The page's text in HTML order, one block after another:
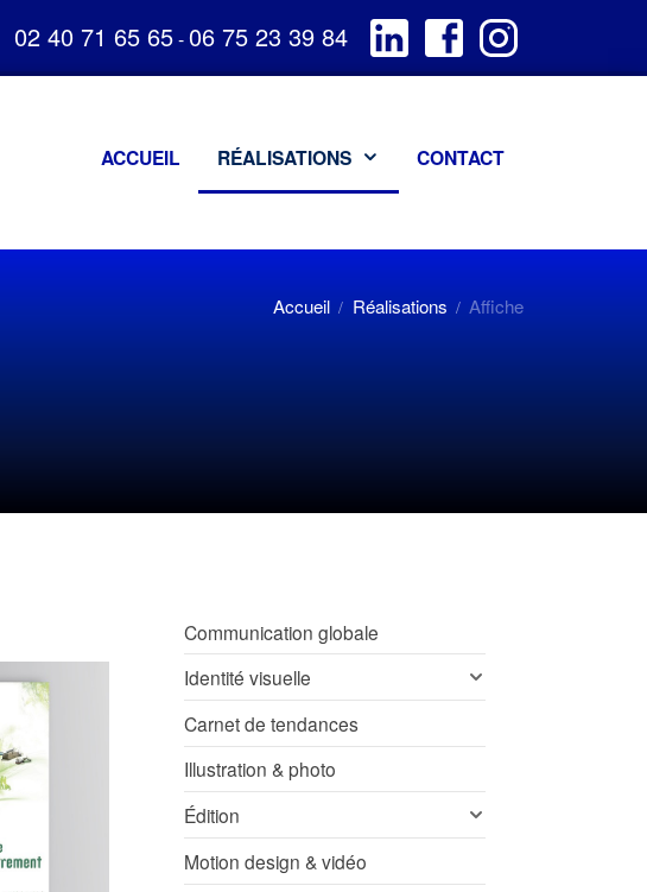
02 40 71 65 65- 06 75 23 39 84
ACCUEIL RÉALISATIONS CONTACT
Accueil / Réalisations / Affiche
Communication globale
Identité visuelle
Carnet de tendances
Illustration & photo
Édition
Motion design & vidéo